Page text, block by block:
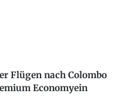
Flügen nach Colombo
Economyein